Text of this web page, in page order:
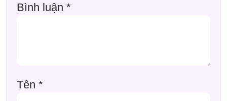
Bình luận *
Tên *